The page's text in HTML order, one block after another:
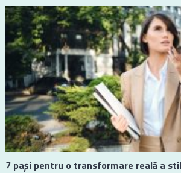
7 pași pentru o transformare reală a